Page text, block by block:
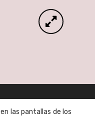
en las pantallas de los